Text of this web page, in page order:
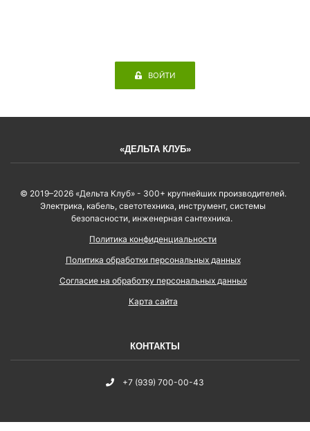
ВОЙТИ
«ДЕЛЬТА КЛУБ»
© 2019–2026 «Дельта Клуб» - 300+ крупнейших производителей.
Электрика, кабель, светотехника, инструмент, системы
безопасности, инженерная сантехника.
Политика конфиденциальности
Политика обработки персональных данных
Согласие на обработку персональных данных
Карта сайта
КОНТАКТЫ
+7 (939) 700-00-43